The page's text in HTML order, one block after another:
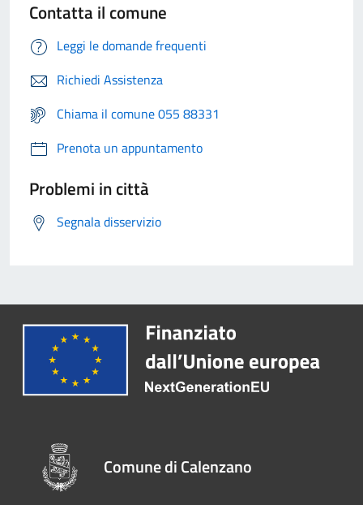
Contatta il comune
Leggi le domande frequenti
Richiedi Assistenza
Chiama il comune 055 88331
Prenota un appuntamento
Problemi in città
Segnala disservizio
Comune di Calenzano